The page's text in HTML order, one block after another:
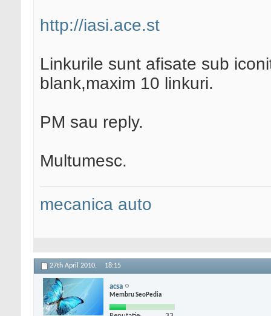
http://iasi.ace.st
Linkurile sunt afisate sub
blank,maxim 10 linkuri.
PM sau reply.
Multumesc.
mecanica auto
27th April 2010, 18:15
acsa
Membru SeoPedia